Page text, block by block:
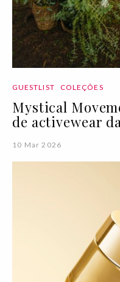
GUESTLIST COLEÇÕES
Mystical
de activewear
10 Mar 2026